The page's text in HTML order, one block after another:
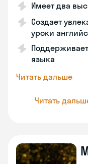
Имеет два
Создает
уроки
языка
Читать дальше
Читать